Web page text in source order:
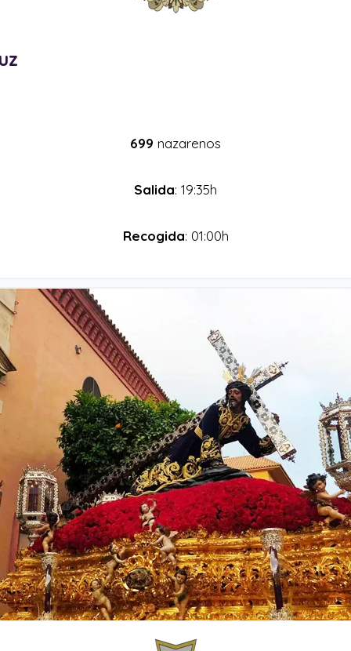
699 nazarenos
Salida: 19:35h
Recogida: 01:00h